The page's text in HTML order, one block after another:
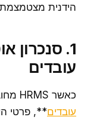
הידנית מצטמצמת
1. סנכרון
עובדים
כאשר HRMS מחובר ל**
עובדים**, פרטי